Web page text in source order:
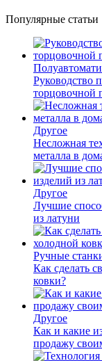
Популярные статьи
Руководство
торцовочной
Другое
Несложная
металла в
Другое
Лучшие
из латуни
Ручные
Как сделать
ковки?
Другое
Как и какие
продажу